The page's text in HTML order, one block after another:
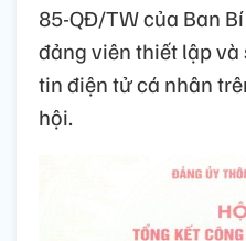
85-QĐ/TW của Ban
đảng viên thiết lập
tin điện tử cá nhân
hội.